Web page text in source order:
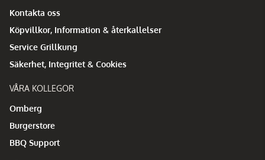
Kontakta oss
Köpvillkor, Information & återkallelser
Service Grillkung
Säkerhet, Integritet & Cookies
VÅRA KOLLEGOR
Omberg
Burgerstore
BBQ Support